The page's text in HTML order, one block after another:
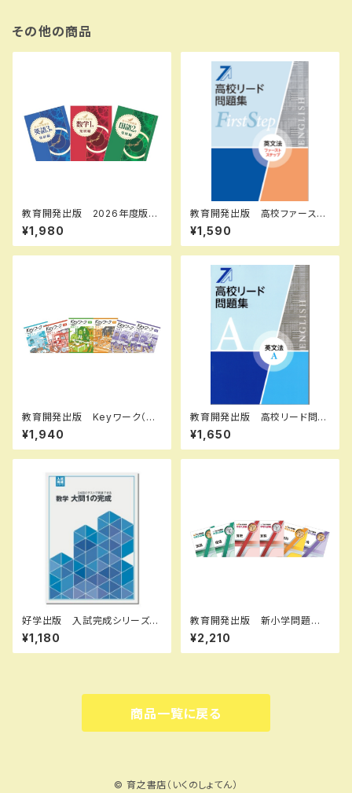
822 ISBN-10： SKU：004
020402
その他の商品
教育開発出版 2026年度版
新中学問題集 英語 中1～3
発展編 各学年（選択くださ
い） 新品完全セット
¥1,980
教育開発出版 高校ファースト
ステップ問題集 英文法 202
6年度版 新品完全セット
¥1,590
教育開発出版 Keyワーク（キ
ーワーク） 英語 中1～３（ご
選択ください） 2026年度版
新品完全セット
¥1,940
教育開発出版 高校リード問題
集 英文法 A ，英文法 B 202
6年度版 各科目（選択くださ
い） 新品完全セット ISBN
¥1,650
好学出版 入試完成シリーズ
数学 大問１の完成 2026年
度版 新品完全セット ISBN：
B0D3B7WB59 ISBN-10：B
¥1,180
教育開発出版 新小学問題
集 中学入試編 算数 Ⅰ，
Ⅱ，Ⅲ 2026年度版 各学年
（選択ください） 問題集本体と
¥2,210
商品一覧に戻る
© 育之書店（いくのしょてん）